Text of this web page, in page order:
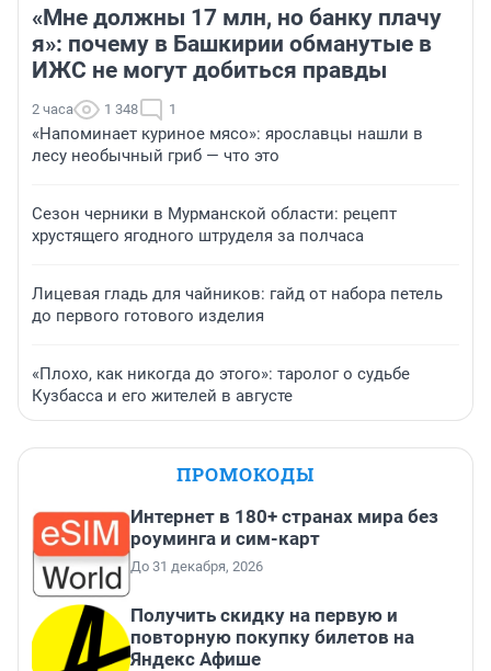
«Мне должны 17 млн, но банку плачу
я»: почему в Башкирии обманутые в
ИЖС не могут добиться правды
2 часа 1 348 1
«Напоминает куриное мясо»: ярославцы нашли в
лесу необычный гриб — что это
Сезон черники в Мурманской области: рецепт
хрустящего ягодного штруделя за полчаса
Лицевая гладь для чайников: гайд от набора петель
до первого готового изделия
«Плохо, как никогда до этого»: таролог о судьбе
Кузбасса и его жителей в августе
ПРОМОКОДЫ
Интернет в 180+ странах мира без
роуминга и сим-карт
До 31 декабря, 2026
Получить скидку на первую и
повторную покупку билетов на
Яндекс Афише